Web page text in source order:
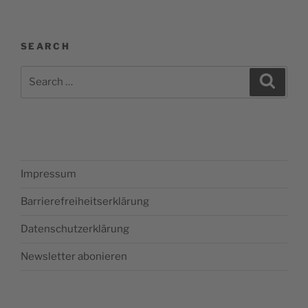
SEARCH
Impressum
Barrierefreiheitserklärung
Datenschutzerklärung
Newsletter abonieren